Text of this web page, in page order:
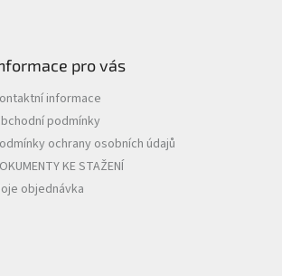
pro vás
informace
podmínky
ochrany osobních údajů
KE STAŽENÍ
objednávka